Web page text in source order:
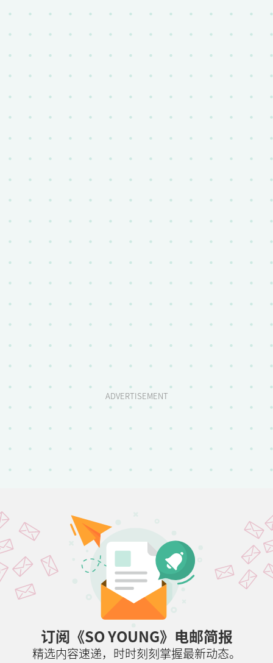
ADVERTISEMENT
订阅《SO YOUNG》电邮简报
精选内容速递，时时刻刻掌握最新动态。